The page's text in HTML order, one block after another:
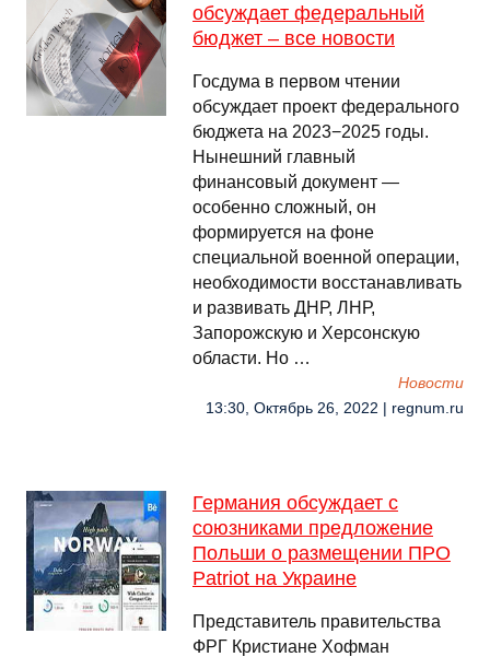
обсуждает федеральный
бюджет – все новости
Госдума в первом чтении
обсуждает проект федерального
бюджета на 2023−2025 годы.
Нынешний главный
финансовый документ —
особенно сложный, он
формируется на фоне
специальной военной операции,
необходимости восстанавливать
и развивать ДНР, ЛНР,
Запорожскую и Херсонскую
области. Но …
Новости
13:30, Октябрь 26, 2022 | regnum.ru
Германия обсуждает с
союзниками предложение
Польши о размещении ПРО
Patriot на Украине
Представитель правительства
ФРГ Кристиане Хофман